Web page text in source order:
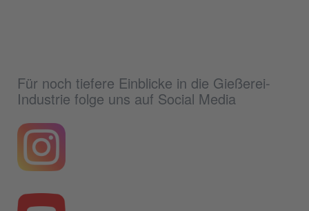
Für noch tiefere Einblicke in die Gießerei-
Industrie folge uns auf Social Media